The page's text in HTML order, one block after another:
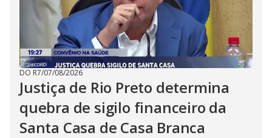
DO R7/07/08/2026
Justiça de Rio Preto determina
quebra de sigilo financeiro da
Santa Casa de Casa Branca